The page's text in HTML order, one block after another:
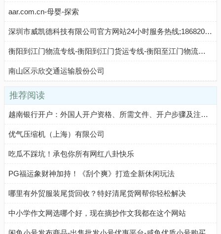
aar.com.cn-母婴-探索
深圳市威凯德科技有限公司官方网站24小时服务热线;18682000278,15012650071家居物联网门禁防盗系统,保险柜防盗报警系统,机器人乘梯系统,“veekdee”品牌停车场,电梯,RFID,ic卡电梯系统,电梯门禁,ic卡电梯,刷卡电梯,电梯ic卡,电梯门禁,对讲联动电梯,电梯门禁系统生产企业ic卡电梯系统,ic卡电梯,ic卡电梯管理系统,刷卡电梯,电梯ic卡,电梯ic卡,智能电梯,电
衡阳到江门物流专线-衡阳到江门货运专线-衡阳至江门物流公司-就发物流网
南山区示欣交通运输股份公司
推荐阅读
越南银行开户：外国人开户资格、所需文件、开户步骤及注意事项
优气压缩机（上海）有限公司
吃瓜不踩坑！承包你所有网红八卦快乐
PG福运象财神加持！《刮个爽》打造全新休闲玩法
哪里有外贸服装尾货回收？特好清尾货网帮你轻松解决
中小学作文网选哪个好，现在摘抄作文我都在这个网站